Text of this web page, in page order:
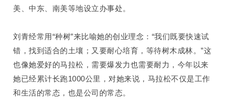
美、中东、南美等地设立办事处。
刘青经常用“种树”来比喻她的创业理念：“我们既要快速试
错，找到适合的土壤；又要耐心培育，等待树木成林。”这
也像她爱好的马拉松，需要爆发力也需要耐力，今年以来
她已经累计长跑1000公里，对她来说，马拉松不仅是工作
和生活的常态，也是公司的常态。